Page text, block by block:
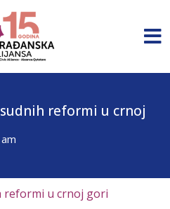
reformi u crnoj
reformi u crnoj gori